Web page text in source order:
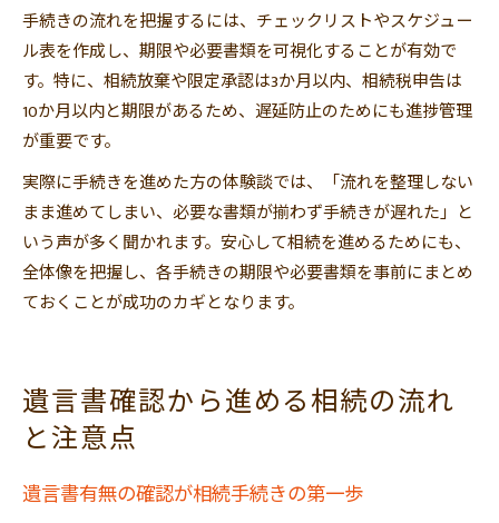
手続きの流れを把握するには、チェックリストやスケジュー
ル表を作成し、期限や必要書類を可視化することが有効で
す。特に、相続放棄や限定承認は3か月以内、相続税申告は
10か月以内と期限があるため、遅延防止のためにも進捗管理
が重要です。
実際に手続きを進めた方の体験談では、「流れを整理しない
まま進めてしまい、必要な書類が揃わず手続きが遅れた」と
いう声が多く聞かれます。安心して相続を進めるためにも、
全体像を把握し、各手続きの期限や必要書類を事前にまとめ
ておくことが成功のカギとなります。
遺言書確認から進める相続の流れ
と注意点
遺言書有無の確認が相続手続きの第一歩